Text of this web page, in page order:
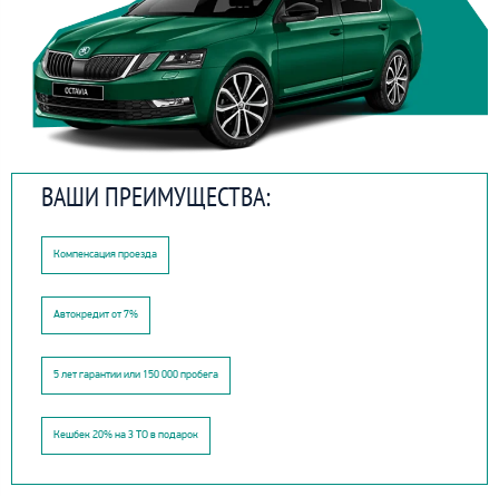
ВАШИ ПРЕИМУЩЕСТВА:
Компенсация проезда
Автокредит от 7%
5 лет гарантии или 150 000 пробега
Кешбек 20% на 3 ТО в подарок